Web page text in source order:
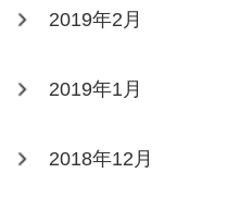
2019年2月
2019年1月
2018年12月